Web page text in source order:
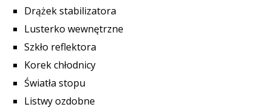
Drążek stabilizatora
Lusterko wewnętrzne
Szkło reflektora
Korek chłodnicy
Światła stopu
Listwy ozdobne